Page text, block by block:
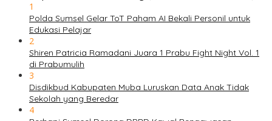
1
Polda Sumsel Gelar ToT Paham AI Bekali Personil untuk
Edukasi Pelajar
2
Shiren Patricia Ramadani Juara 1 Prabu Fight Night Vol. 1
di Prabumulih
3
Disdikbud Kabupaten Muba Luruskan Data Anak Tidak
Sekolah yang Beredar
4